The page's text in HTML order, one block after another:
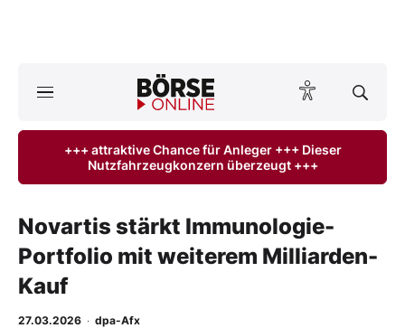
ktuelle Ausgabe BÖRSE ONLINE lesen
Anlageprodukte
Finanz-Check
+++ attraktive Chance für Anleger +++ Dieser
Nutzfahrzeugkonzern überzeugt +++
Novartis stärkt Immunologie-
Portfolio mit weiterem Milliarden-
Kauf
27.03.2026 · dpa-Afx